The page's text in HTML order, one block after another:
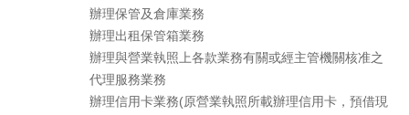
辦理保管及倉庫業務
辦理出租保管箱業務
辦理與營業執照上各款業務有關或經主管機關核准之
代理服務業務
辦理信用卡業務(原營業執照所載辦理信用卡，預借現